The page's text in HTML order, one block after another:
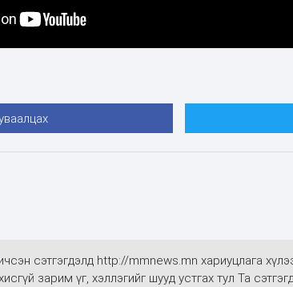
сэтгэгдэлд http://mmnews.mn хариуцлага
зарим үг, хэллэгийг шууд устгах тул Та